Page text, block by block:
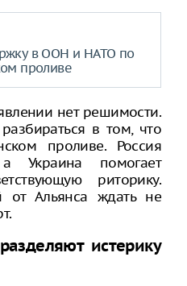
в ООН и НАТО по
проливе
нет решимости.
в том, что
проливе. Россия
Украина помогает
риторику.
от Альянса ждать не
истерику